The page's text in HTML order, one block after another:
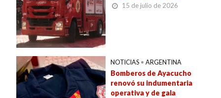
15 de julio de 2026
NOTICIAS • ARGENTINA
Bomberos de Ayacucho
renovó su indumentaria
operativa y de gala